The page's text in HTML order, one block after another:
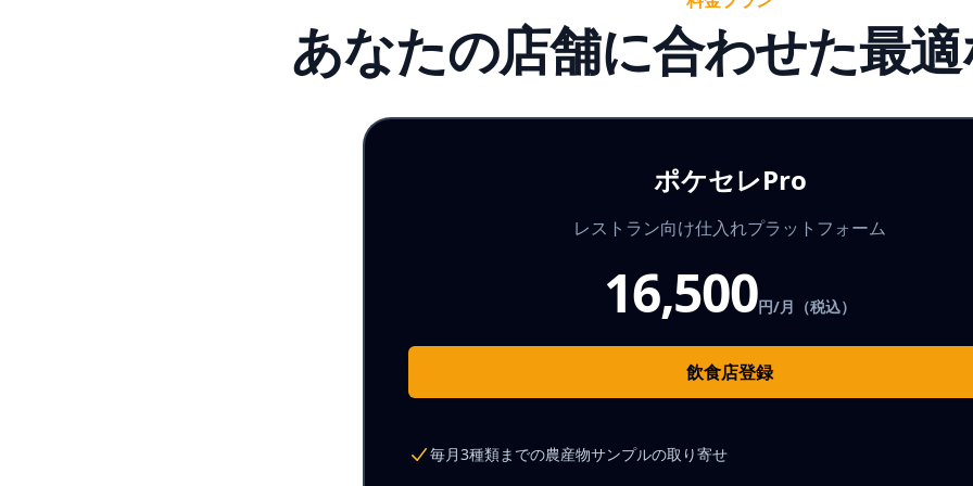
あなたの店舗に合わせた最
ポケセレPro
レストラン向け仕入れプラットフォーム
16,500円/月（税込）
飲食店登録
毎月3種類までの農産物サンプルの取り寄せ